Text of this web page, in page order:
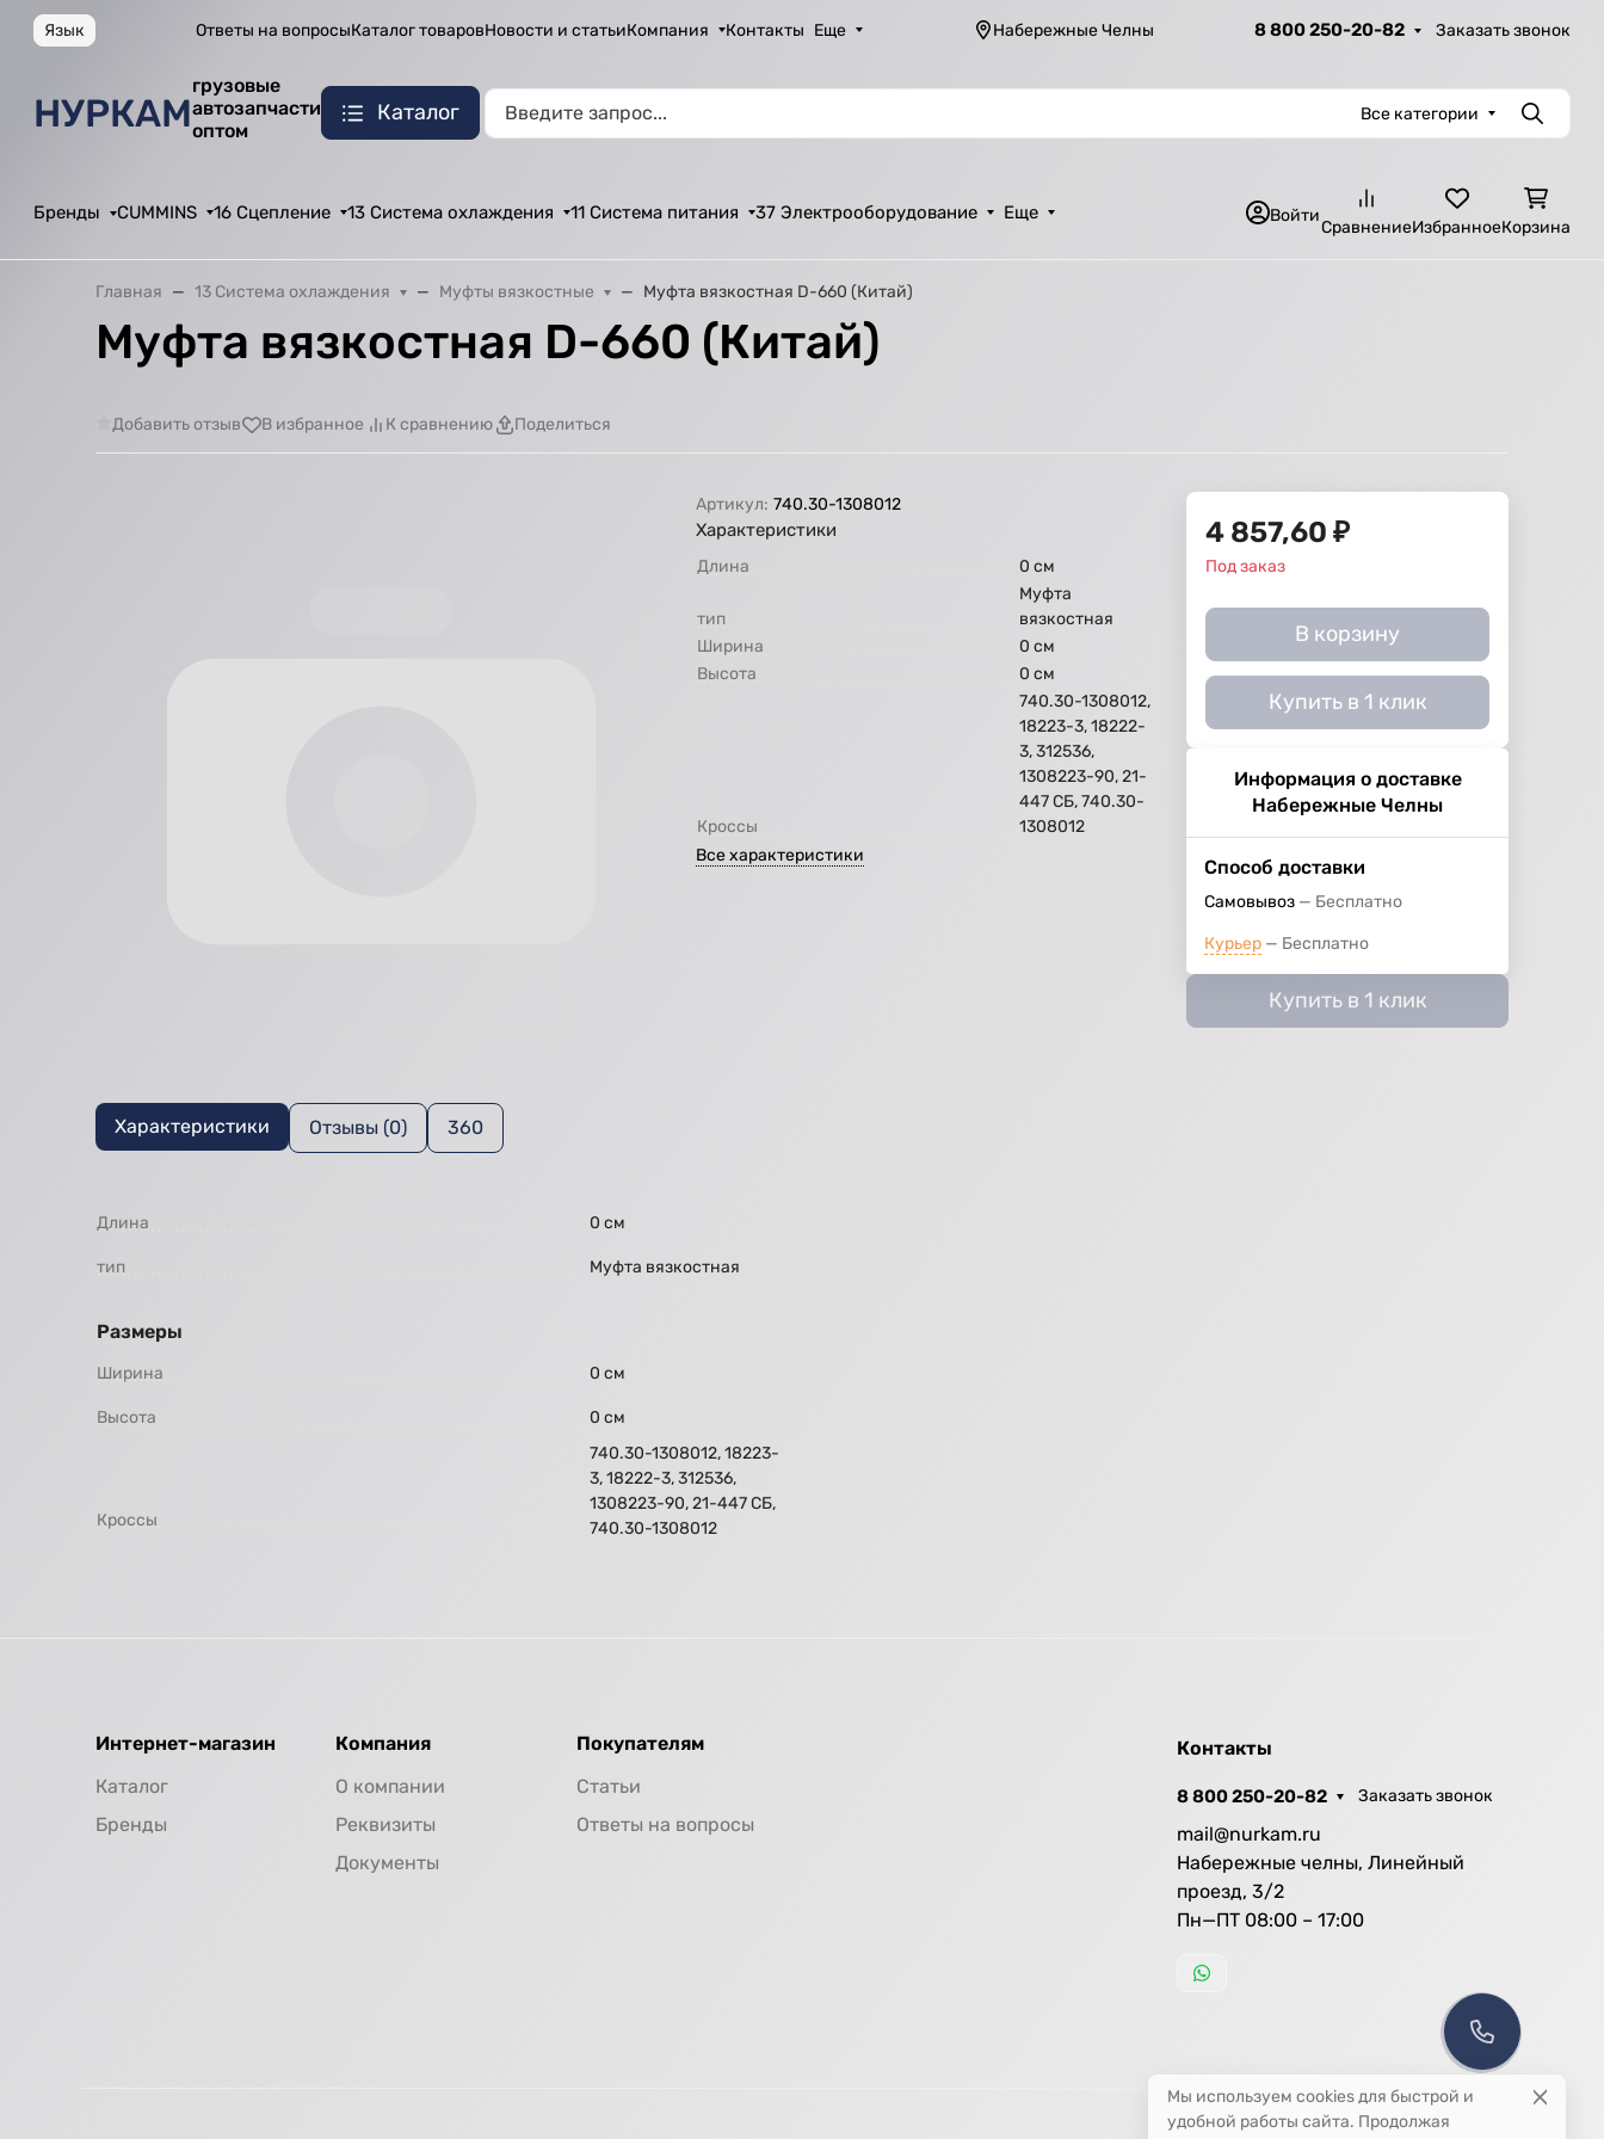
Язык Ответы на вопросыКаталог товаровНовости и статьиКомпания Контакты Еще Набережные Челны 8 800 250-20-82 Заказать звонок
НУРКАМ
грузовые
автозапчасти
оптом
Каталог Все категории Поиск
Бренды CUMMINS 16 Сцепление 13 Система охлаждения 11 Система питания 37 Электрооборудование Еще Войти
СравнениеИзбранноеКорзина
Главная 13 Система охлаждения Муфты вязкостные Муфта вязкостная D-660 (Китай)
Муфта вязкостная D-660 (Китай)
Добавить отзыв В избранное К сравнению Поделиться
Артикул: 740.30-1308012
Характеристики
Длина 0 см
тип
Муфта
вязкостная
Ширина
0 см
Высота
0 см
Кроссы
740.30-1308012,
18223-3, 18222-
3, 312536,
1308223-90, 21-
447 СБ, 740.30-
1308012
Все характеристики
4 857,60 ₽
Под заказ
В корзину
Купить в 1 клик
Информация о доставке
Набережные Челны
Способ доставки
Самовывоз Бесплатно
Курьер Бесплатно
Купить в 1 клик
Характеристики Отзывы (0) 360
Длина 0 см
тип Муфта вязкостная
Размеры
Ширина 0 см
Высота 0 см
Кроссы
740.30-1308012, 18223-
3, 18222-3, 312536,
1308223-90, 21-447 СБ,
740.30-1308012
Интернет-магазин
Каталог
Бренды
Компания
О компании
Реквизиты
Документы
Покупателям
Статьи
Ответы на вопросы
Контакты
8 800 250-20-82 Заказать звонок
mail@nurkam.ru
Набережные челны, Линейный
проезд, 3/2
Пн—ПТ 08:00 – 17:00
Мы используем cookies для быстрой и
удобной работы сайта. Продолжая